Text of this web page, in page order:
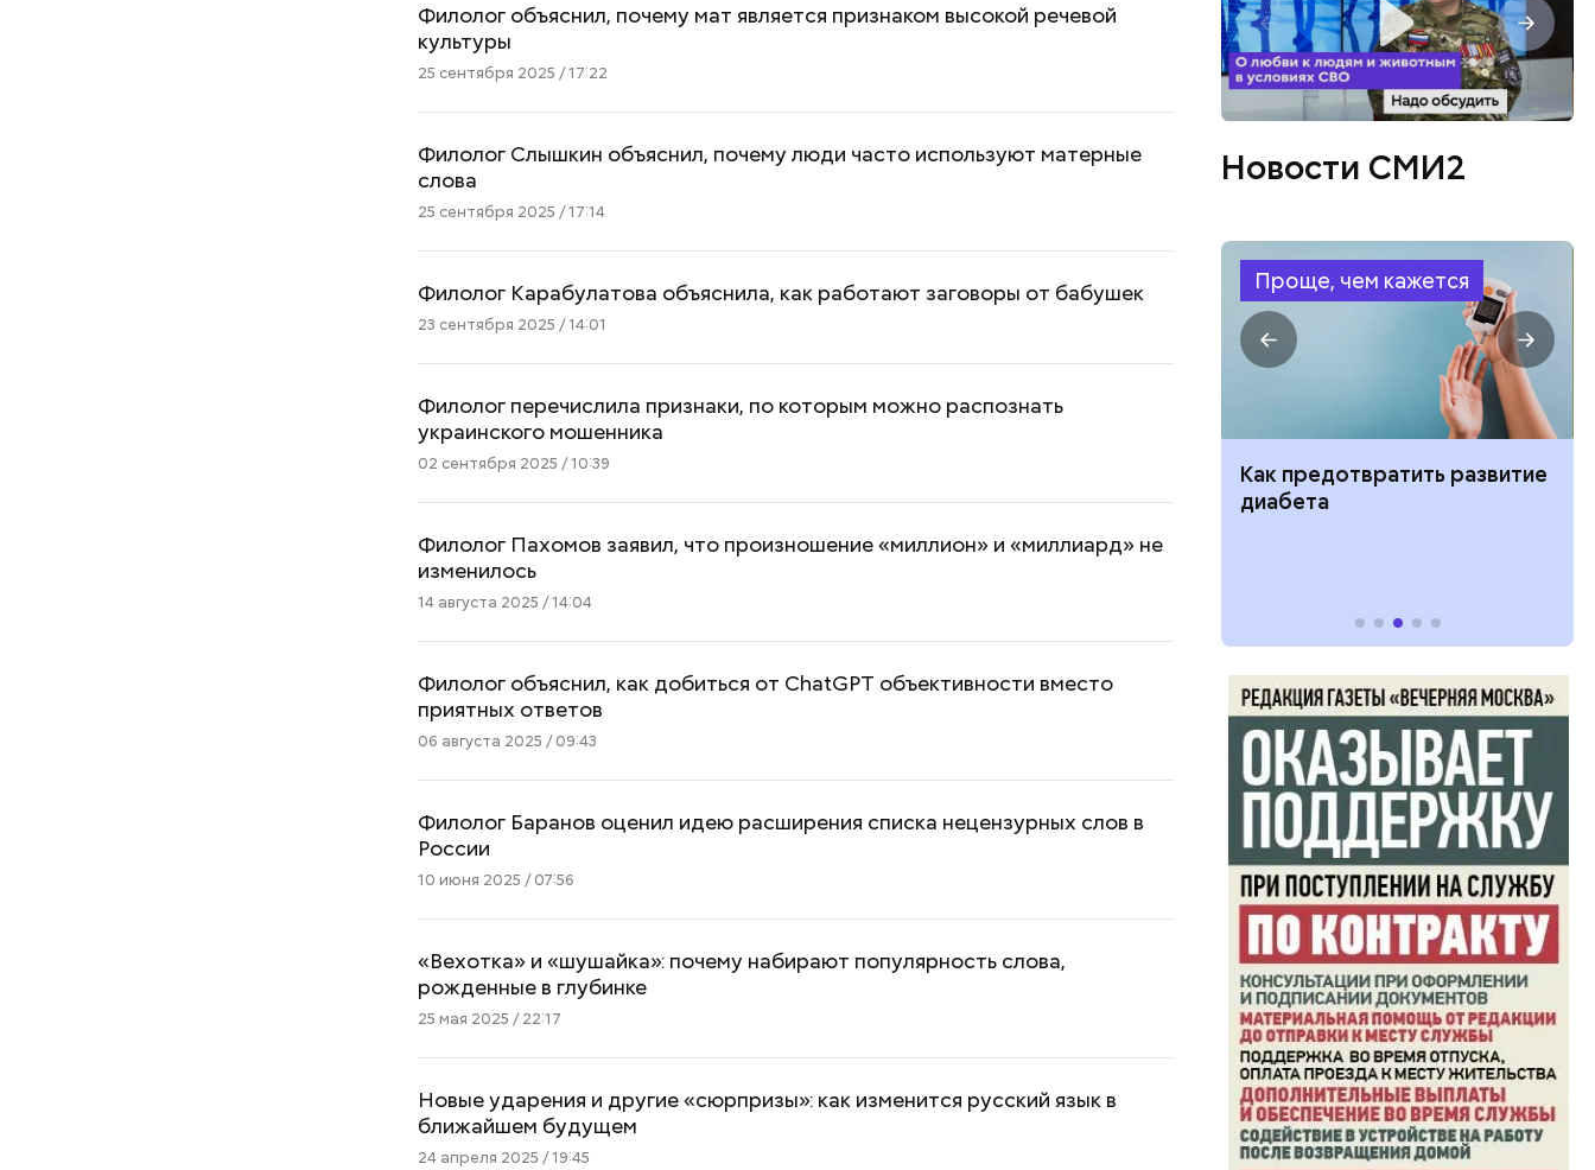
Филолог объяснил, почему мат является признаком высокой речевой
культуры
25 сентября 2025 / 17:22
Филолог Слышкин объяснил, почему люди часто используют матерные
слова
25 сентября 2025 / 17:14
Филолог Карабулатова объяснила, как работают заговоры от бабушек
23 сентября 2025 / 14:01
Филолог перечислила признаки, по которым можно распознать
украинского мошенника
02 сентября 2025 / 10:39
Филолог Пахомов заявил, что произношение «миллион» и «миллиард» не
изменилось
14 августа 2025 / 14:04
Филолог объяснил, как добиться от ChatGPT объективности вместо
приятных ответов
06 августа 2025 / 09:43
Филолог Баранов оценил идею расширения списка нецензурных слов в
России
10 июня 2025 / 07:56
«Вехотка» и «шушайка»: почему набирают популярность слова,
рожденные в глубинке
25 мая 2025 / 22:17
Новые ударения и другие «сюрпризы»: как изменится русский язык в
ближайшем будущем
24 апреля 2025 / 19:45
Новости СМИ2
Проще, чем кажется
Как поменять батареи дома и
Как получить до 100 тысяч
рублей от государства при
претендовать и какие нужны
реновации в Москве: где
Как предотвратить развитие
диабета